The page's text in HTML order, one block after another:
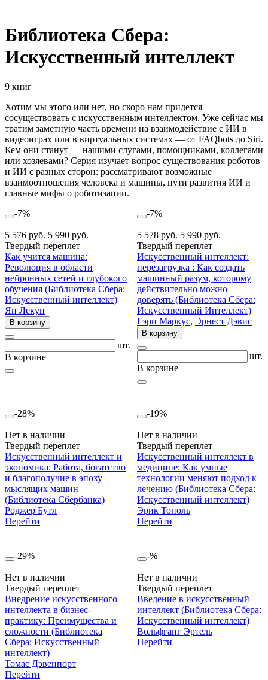
Библиотека Сбера:
Искусственный интеллект
9 книг
Хотим мы этого или нет, но скоро нам придется
сосуществовать с искусственным интеллектом. Уже сейчас мы
тратим заметную часть времени на взаимодействие с ИИ в
видеоиграх или в виртуальных системах — от FAQbots до Siri.
Кем они станут — нашими слугами, помощниками, коллегами
или хозяевами? Серия изучает вопрос существования роботов
и ИИ с разных сторон: рассматривают возможные
взаимоотношения человека и машины, пути развития ИИ и
главные мифы о роботизации.
-7%
5 576 руб. 5 990 руб.
Твердый переплет
Как учится машина:
Революция в области
нейронных сетей и глубокого
обучения (Библиотека Сбера:
Искусственный интеллект)
Ян Лекун
В корзину
шт.
В корзине
-7%
5 578 руб. 5 990 руб.
Твердый переплет
Искусственный интеллект:
перезагрузка : Как создать
машинный разум, которому
действительно можно
доверять (Библиотека Сбера:
Искусственный Интеллект)
Гэри Маркус, Эрнест Дэвис
В корзину
шт.
В корзине
-28%
Нет в наличии
Твердый переплет
Искусственный интеллект и
экономика: Работа, богатство
и благополучие в эпоху
мыслящих машин
(Библиотека Сбербанка)
Роджер Бутл
Перейти
-19%
Нет в наличии
Твердый переплет
Искусственный интеллект в
медицине: Как умные
технологии меняют подход к
лечению (Библиотека Сбера:
Искусственный интеллект)
Эрик Тополь
Перейти
-29%
Нет в наличии
Твердый переплет
Внедрение искусственного
интеллекта в бизнес-
практику: Преимущества и
сложности (Библиотека
Сбера: Искусственный
интеллект)
Томас Дэвенпорт
Перейти
-%
Нет в наличии
Твердый переплет
Введение в искусственный
интеллект (Библиотека Сбера:
Искусственный интеллект)
Вольфганг Эртель
Перейти